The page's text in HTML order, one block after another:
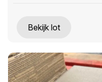
Bekijk lot